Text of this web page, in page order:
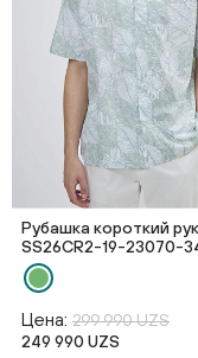
Рубашка короткий
SS26CR2-19-23070-
Цена: 299 990 UZS
249 990 UZS